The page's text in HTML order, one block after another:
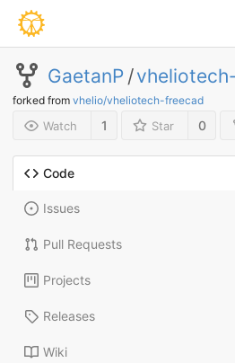
GaetanP /
forked from vhelio/vheliotech-freecad
Watch 1 Star 0
Code
Issues
Pull Requests
Projects
Releases
Wiki